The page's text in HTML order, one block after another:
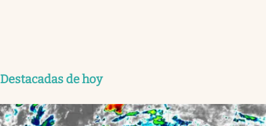
Destacadas de hoy